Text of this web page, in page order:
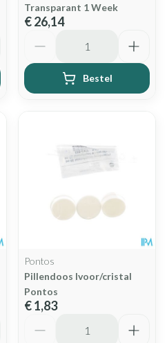
Transparant 1 Week
€ 26,14
Bestel
Pontos
Pillendoos Ivoor/cristal
Pontos
€ 1,83